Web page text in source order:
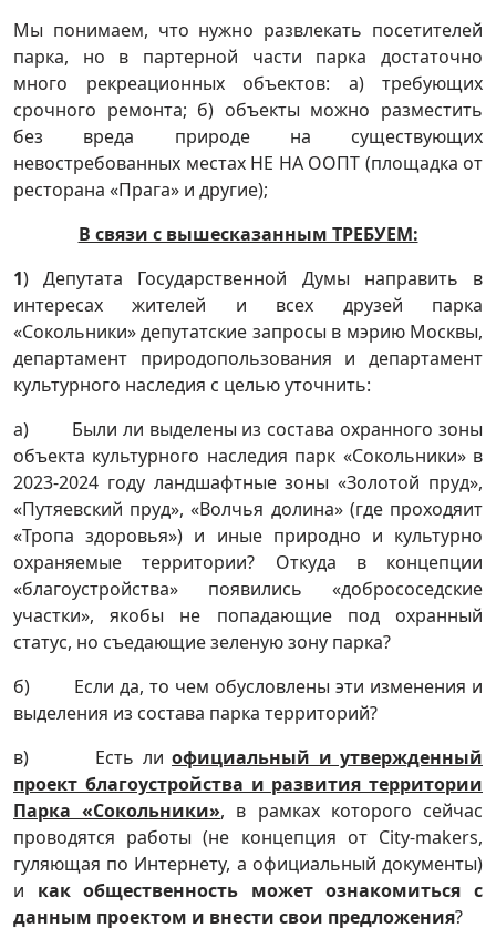
Мы понимаем, что нужно развлекать посетителей
парка, но в партерной части парка достаточно
много рекреационных объектов: а) требующих
срочного ремонта; б) объекты можно разместить
без вреда природе на существующих
невостребованных местах НЕ НА ООПТ (площадка от
ресторана «Прага» и другие);
В связи с вышесказанным ТРЕБУЕМ:
1) Депутата Государственной Думы направить в
интересах жителей и всех друзей парка
«Сокольники» депутатские запросы в мэрию Москвы,
департамент природопользования и департамент
культурного наследия с целью уточнить:
а) Были ли выделены из состава охранного зоны
объекта культурного наследия парк «Сокольники» в
2023-2024 году ландшафтные зоны «Золотой пруд»,
«Путяевский пруд», «Волчья долина» (где проходяит
«Тропа здоровья») и иные природно и культурно
охраняемые территории? Откуда в концепции
«благоустройства» появились «добрососедские
участки», якобы не попадающие под охранный
статус, но съедающие зеленую зону парка?
б) Если да, то чем обусловлены эти изменения и
выделения из состава парка территорий?
в) Есть ли официальный и утвержденный
проект благоустройства и развития территории
Парка «Сокольники», в рамках которого сейчас
проводятся работы (не концепция от City-makers,
гуляющая по Интернету, а официальный документы)
и как общественность может ознакомиться с
данным проектом и внести свои предложения?